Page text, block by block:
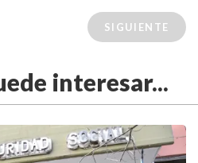
SIGUIENTE
interesar...